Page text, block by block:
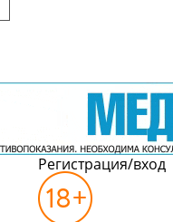
Регистрация/вход